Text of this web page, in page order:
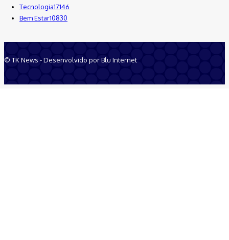
Tecnologia17146
Bem Estar10830
© TK News - Desenvolvido por Blu Internet